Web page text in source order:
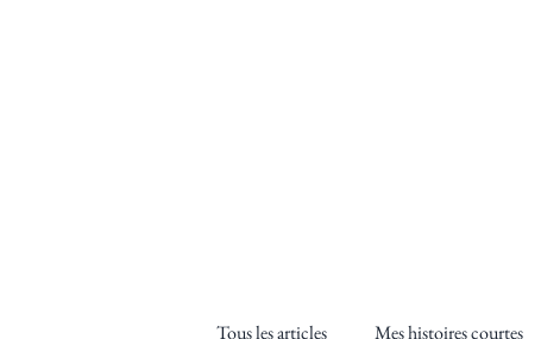
Tous les articles Mes histoires courtes